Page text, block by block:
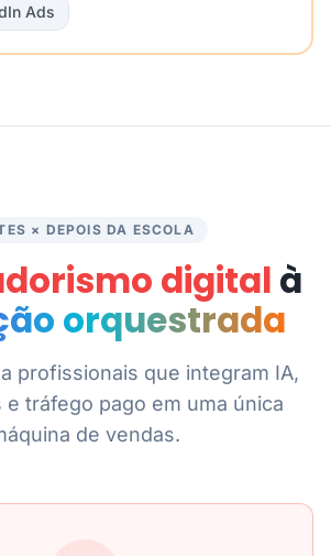
Ads
× DEPOIS DA ESCOLA
digital à
orquestrada
profissionais que integram IA,
e tráfego pago em uma única
de vendas.